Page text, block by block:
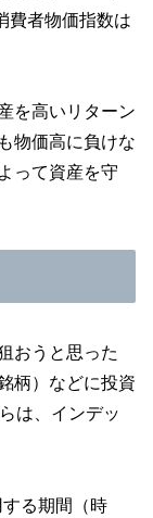
費者物価指数は
を高いリターン
物価高に負けな
って資産を守
おうと思った
柄）などに投資
は、インデッ
る期間（時